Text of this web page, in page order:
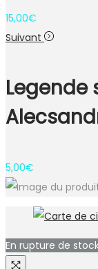
15,00€
Suivant
Legende
5,00€
En rupture de